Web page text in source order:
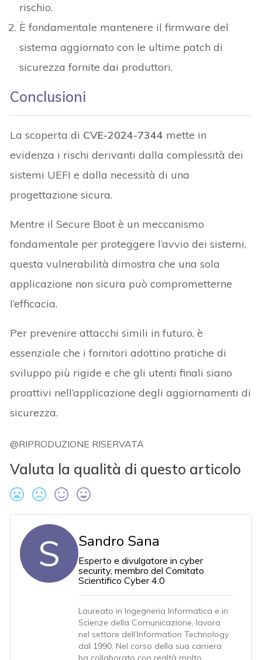
rischio.
È fondamentale mantenere il firmware del
sistema aggiornato con le ultime patch di
sicurezza fornite dai produttori.
Conclusioni
La scoperta di CVE-2024-7344 mette in
evidenza i rischi derivanti dalla complessità dei
sistemi UEFI e dalla necessità di una
progettazione sicura.
Mentre il Secure Boot è un meccanismo
fondamentale per proteggere l’avvio dei sistemi,
questa vulnerabilità dimostra che una sola
applicazione non sicura può comprometterne
l’efficacia.
Per prevenire attacchi simili in futuro, è
essenziale che i fornitori adottino pratiche di
sviluppo più rigide e che gli utenti finali siano
proattivi nell’applicazione degli aggiornamenti di
sicurezza.
@RIPRODUZIONE RISERVATA
Valuta la qualità di questo articolo
S Sandro Sana
Esperto e divulgatore in cyber
security, membro del Comitato
Scientifico Cyber 4.0
Laureato in Ingegneria Informatica e in
Scienze della Comunicazione, lavora
nel settore dell’Information Technology
dal 1990. Nel corso della sua carriera
ha collaborato con realtà molto